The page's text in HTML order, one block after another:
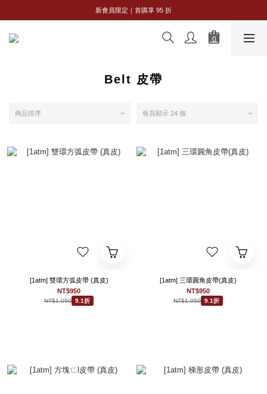
全館購物滿 NT$2,500｜享免運
新會員限定｜首購享 95 折
全館購物滿 NT$2,500｜享免運
Belt 皮帶
商品排序 每頁顯示 24 個
[1atm] 雙環方弧皮帶 (真皮)
NT$950
NT$1,050 9.1折
[1atm] 三環圓角皮帶(真皮)
NT$950
NT$1,050 9.1折